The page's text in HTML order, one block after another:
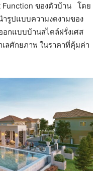
Function ของตัวบ้าน โดย
รูปแบบความงดงามของ
อกแบบบ้านสไตล์ฝรั่งเศส
ลศักยภาพ ในราคาที่คุ้มค่า